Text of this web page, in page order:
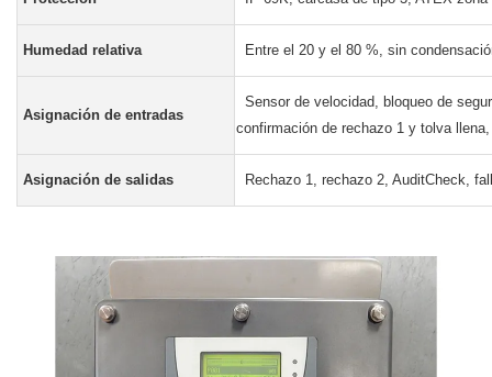
Humedad relativa Entre el 20 y el 80 %, sin
Asignación de entradas
Sensor de velocidad, bloqueo de
confirmación de rechazo 1 y tolva
Asignación de salidas Rechazo 1, rechazo 2, AuditCheck,